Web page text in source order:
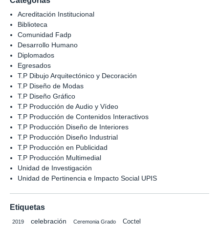
Acreditación Institucional
Biblioteca
Comunidad Fadp
Desarrollo Humano
Diplomados
Egresados
T.P Dibujo Arquitectónico y Decoración
T.P Diseño de Modas
T.P Diseño Gráfico
T.P Producción de Audio y Vídeo
T.P Producción de Contenidos Interactivos
T.P Producción Diseño de Interiores
T.P Producción Diseño Industrial
T.P Producción en Publicidad
T.P Producción Multimedial
Unidad de Investigación
Unidad de Pertinencia e Impacto Social UPIS
Etiquetas
2019 celebración Ceremonia Grado Coctel